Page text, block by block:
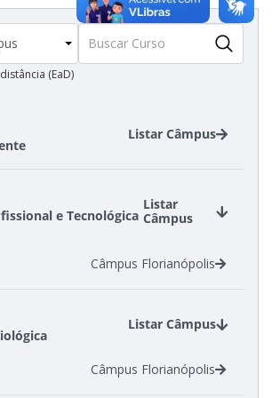
(EaD)
Listar Câmpus
Câmpus Garopaba
Câmpus Itajaí
e Tecnológica
Listar
Câmpus
Câmpus Florianópolis
Listar Câmpus
Câmpus Florianópolis